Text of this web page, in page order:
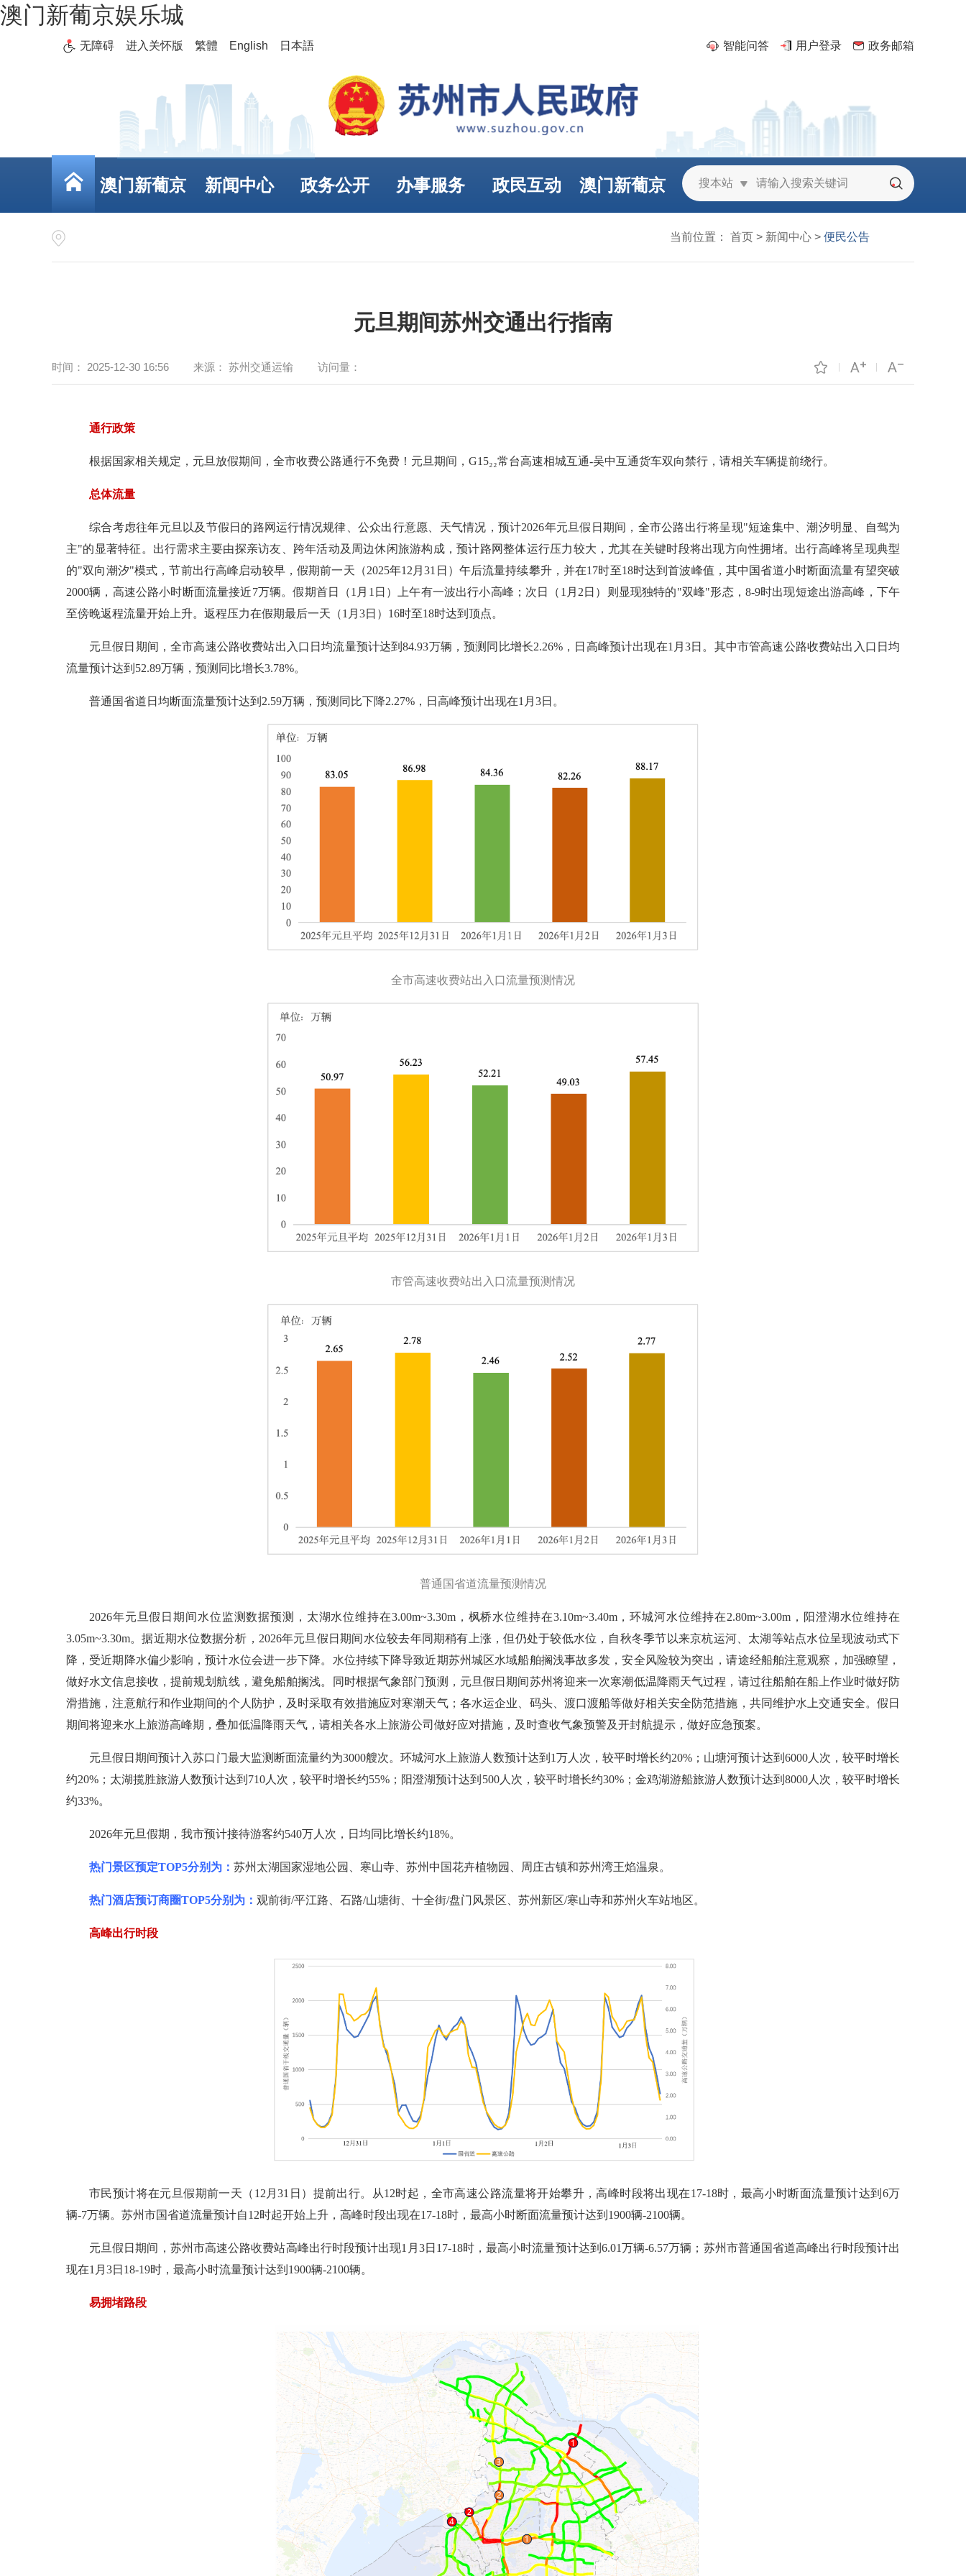
澳门新葡京娱乐城
无障碍 进入关怀版 繁體 English 日本語 智能问答 用户登录 政务邮箱
搜本站
澳门新葡京 新闻中心 政务公开 办事服务 政民互动 澳门新葡京
当前位置： 首页> 新闻中心> 便民公告
元旦期间苏州交通出行指南
时间： 2025-12-30 16:56 来源： 苏州交通运输 访问量：
通行政策
根据国家相关规定，元旦放假期间，全市收费公路通行不免费！元旦期间，G15₂₂常台高速相城互通-吴中互通货车双向禁行，请相关车辆提前绕行。
总体流量
综合考虑往年元旦以及节假日的路网运行情况规律、公众出行意愿、天气情况，预计2026年元旦假日期间，全市公路出行将呈现"短途集中、潮汐明显、自驾为
主"的显著特征。出行需求主要由探亲访友、跨年活动及周边休闲旅游构成，预计路网整体运行压力较大，尤其在关键时段将出现方向性拥堵。出行高峰将呈现典型
的"双向潮汐"模式，节前出行高峰启动较早，假期前一天（2025年12月31日）午后流量持续攀升，并在17时至18时达到首波峰值，其中国省道小时断面流量有望突破
2000辆，高速公路小时断面流量接近7万辆。假期首日（1月1日）上午有一波出行小高峰；次日（1月2日）则显现独特的"双峰"形态，8-9时出现短途出游高峰，下午
至傍晚返程流量开始上升。返程压力在假期最后一天（1月3日）16时至18时达到顶点。
元旦假日期间，全市高速公路收费站出入口日均流量预计达到84.93万辆，预测同比增长2.26%，日高峰预计出现在1月3日。其中市管高速公路收费站出入口日均
流量预计达到52.89万辆，预测同比增长3.78%。
普通国省道日均断面流量预计达到2.59万辆，预测同比下降2.27%，日高峰预计出现在1月3日。
全市高速收费站出入口流量预测情况
市管高速收费站出入口流量预测情况
普通国省道流量预测情况
2026年元旦假日期间水位监测数据预测，太湖水位维持在3.00m~3.30m，枫桥水位维持在3.10m~3.40m，环城河水位维持在2.80m~3.00m，阳澄湖水位维持在
3.05m~3.30m。据近期水位数据分析，2026年元旦假日期间水位较去年同期稍有上涨，但仍处于较低水位，自秋冬季节以来京杭运河、太湖等站点水位呈现波动式下
降，受近期降水偏少影响，预计水位会进一步下降。水位持续下降导致近期苏州城区水域船舶搁浅事故多发，安全风险较为突出，请途经船舶注意观察，加强瞭望，
做好水文信息接收，提前规划航线，避免船舶搁浅。同时根据气象部门预测，元旦假日期间苏州将迎来一次寒潮低温降雨天气过程，请过往船舶在船上作业时做好防
滑措施，注意航行和作业期间的个人防护，及时采取有效措施应对寒潮天气；各水运企业、码头、渡口渡船等做好相关安全防范措施，共同维护水上交通安全。假日
期间将迎来水上旅游高峰期，叠加低温降雨天气，请相关各水上旅游公司做好应对措施，及时查收气象预警及开封航提示，做好应急预案。
元旦假日期间预计入苏口门最大监测断面流量约为3000艘次。环城河水上旅游人数预计达到1万人次，较平时增长约20%；山塘河预计达到6000人次，较平时增长
约20%；太湖揽胜旅游人数预计达到710人次，较平时增长约55%；阳澄湖预计达到500人次，较平时增长约30%；金鸡湖游船旅游人数预计达到8000人次，较平时增长
约33%。
2026年元旦假期，我市预计接待游客约540万人次，日均同比增长约18%。
热门景区预定TOP5分别为： 苏州太湖国家湿地公园、寒山寺、苏州中国花卉植物园、周庄古镇和苏州湾王焰温泉。
热门酒店预订商圈TOP5分别为： 观前街/平江路、石路/山塘街、十全街/盘门风景区、苏州新区/寒山寺和苏州火车站地区。
高峰出行时段
市民预计将在元旦假期前一天（12月31日）提前出行。从12时起，全市高速公路流量将开始攀升，高峰时段将出现在17-18时，最高小时断面流量预计达到6万
辆-7万辆。苏州市国省道流量预计自12时起开始上升，高峰时段出现在17-18时，最高小时断面流量预计达到1900辆-2100辆。
元旦假日期间，苏州市高速公路收费站高峰出行时段预计出现1月3日17-18时，最高小时流量预计达到6.01万辆-6.57万辆；苏州市普通国省道高峰出行时段预计出
现在1月3日18-19时，最高小时流量预计达到1900辆-2100辆。
易拥堵路段